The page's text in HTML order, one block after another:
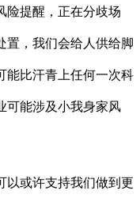
险提醒，正在分歧场
置，我们会给人供给脚
能比汗青上任何一次科
可能涉及小我身家风
或许支持我们做到更